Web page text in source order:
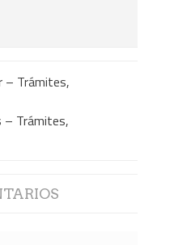
– Trámites,
– Trámites,